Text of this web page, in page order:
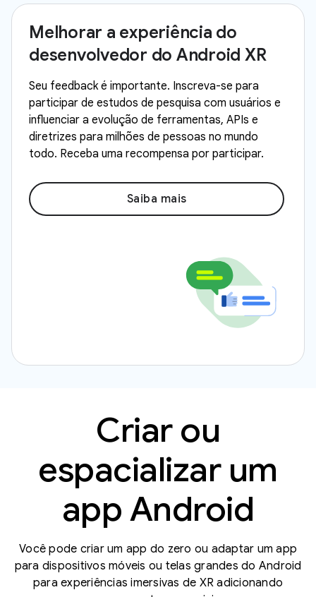
Melhorar a experiência do
desenvolvedor do Android XR
Seu feedback é importante. Inscreva-se para
participar de estudos de pesquisa com usuários e
influenciar a evolução de ferramentas, APIs e
diretrizes para milhões de pessoas no mundo
todo. Receba uma recompensa por participar.
Saiba mais
Criar ou
espacializar um
app Android
Você pode criar um app do zero ou adaptar um app
para dispositivos móveis ou telas grandes do Android
para experiências imersivas de XR adicionando